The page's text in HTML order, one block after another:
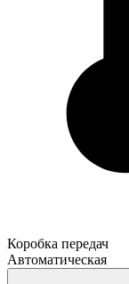
Коробка передач
Автоматическая